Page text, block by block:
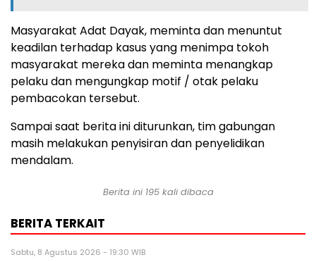
Masyarakat Adat Dayak, meminta dan menuntut
keadilan terhadap kasus yang menimpa tokoh
masyarakat mereka dan meminta menangkap
pelaku dan mengungkap motif / otak pelaku
pembacokan tersebut.
Sampai saat berita ini diturunkan, tim gabungan
masih melakukan penyisiran dan penyelidikan
mendalam.
Berita ini 195kali dibaca
BERITA TERKAIT
Sabtu, 8 Agustus 2026 - 19:30 WIB